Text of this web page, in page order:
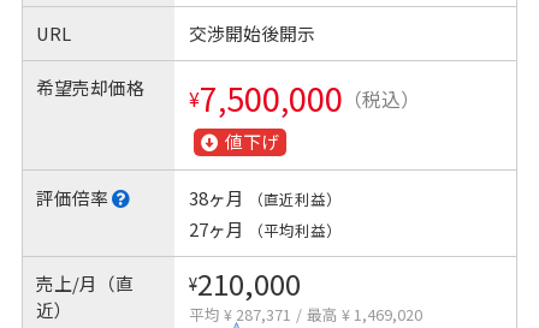
URL 交渉開始後開示
希望売却価格 ¥7,500,000 （税込）
値下げ
評価倍率 38ヶ月 （直近利益）
27ヶ月 （平均利益）
売上/月（直
近）
¥210,000
平均 ¥ 287,371 / 最高 ¥ 1,469,020